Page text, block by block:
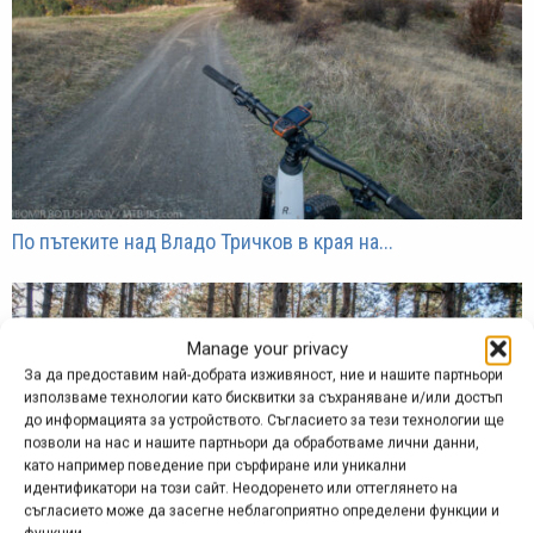
Manage your privacy
За да предоставим най-добрата изживяност, ние и нашите партньори
използваме технологии като бисквитки за съхраняване и/или достъп
до информацията за устройството. Съгласието за тези технологии ще
позволи на нас и нашите партньори да обработваме лични данни,
като например поведение при сърфиране или уникални
идентификатори на този сайт. Неодоренето или оттеглянето на
съгласието може да засегне неблагоприятно определени функции и
По пътеките над Владо Тричков в края на...